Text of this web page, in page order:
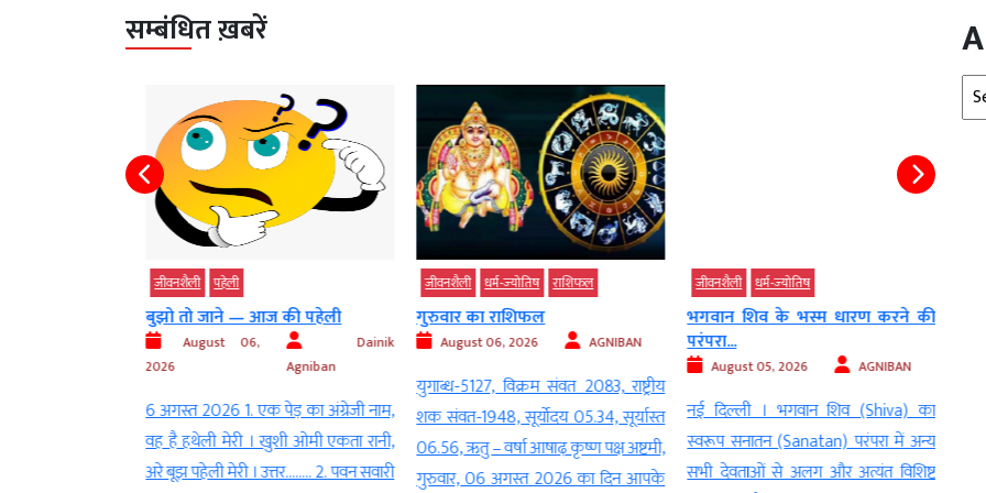
सम्बंधित ख़बरें
जीवनशैली पहेली
बुझो तो जाने — आज की पहेली
August 06,
2026
Dainik
Agniban
6 अगस्त 2026 1. एक पेड़ का अंग्रेजी नाम,
वह है हथेली मेरी । खुशी ओमी एकता रानी,
अरे बूझ पहेली मेरी । उत्तर…….. 2. पवन सवारी
जीवनशैली धर्म-ज्‍योतिष राशिफल
गुरुवार का राशिफल
August 06, 2026 AGNIBAN
युगाब्ध-5127, विक्रम संवत 2083, राष्ट्रीय
शक संवत-1948, सूर्योदय 05.34, सूर्यास्त
06.56, ऋतु – वर्षा आषाढ़ कृष्ण पक्ष अष्टमी,
गुरुवार, 06 अगस्त 2026 का दिन आपके
जीवनशैली धर्म-ज्‍योतिष
भगवान शिव के भस्म धारण करने की
परंपरा...
August 05, 2026 AGNIBAN
नई दिल्ली । भगवान शिव (Shiva) का
स्वरूप सनातन (Sanatan) परंपरा में अन्य
सभी देवताओं से अलग और अत्यंत विशिष्ट